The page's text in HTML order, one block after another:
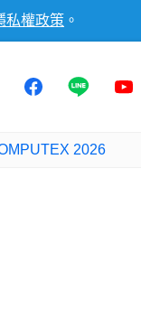
私權政策 。
2026